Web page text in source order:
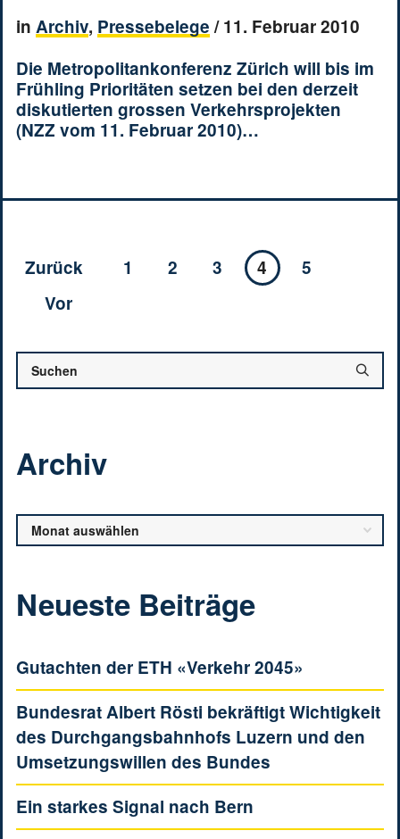
in Archiv, Pressebelege /11. Februar 2010
Die Metropolitankonferenz Zürich will bis im
Frühling Prioritäten setzen bei den derzeit
diskutierten grossen Verkehrsprojekten
(NZZ vom 11. Februar 2010)…
Zurück 1 2 3 4
5
Vor
Archiv
Archiv
Neueste Beiträge
Gutachten der ETH «Verkehr 2045»
Bundesrat Albert Rösti bekräftigt Wichtigkeit
des Durchgangsbahnhofs Luzern und den
Umsetzungswillen des Bundes
Ein starkes Signal nach Bern